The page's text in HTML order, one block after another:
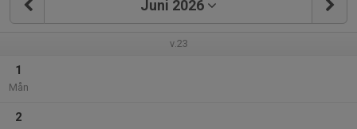
Juni 2026
v.23
1
Mån
2